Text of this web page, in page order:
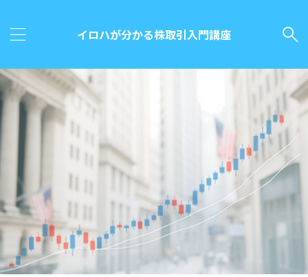
イロハが分かる株取引入門講座